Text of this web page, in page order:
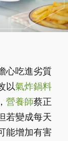
心吃進劣質
以氣炸鍋料
營養師蔡正
若變成每天
能增加有害